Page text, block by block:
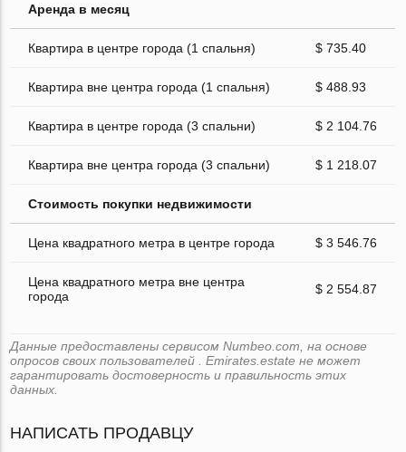
Аренда в месяц
Квартира в центре города (1 спальня) $ 735.40
Квартира вне центра города (1 спальня) $ 488.93
Квартира в центре города (3 спальни) $ 2 104.76
Квартира вне центра города (3 спальни) $ 1 218.07
Стоимость покупки недвижимости
Цена квадратного метра в центре города $ 3 546.76
Цена квадратного метра вне центра
города
$ 2 554.87
Данные предоставлены сервисом Numbeo.com, на основе
опросов своих пользователей . Emirates.estate не может
гарантировать достоверность и правильность этих
данных.
НАПИСАТЬ ПРОДАВЦУ